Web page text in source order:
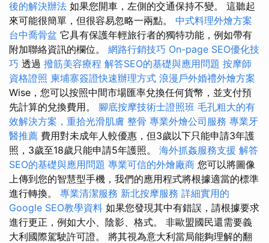
後的解決辦法 如果您開車，左側的交通保持不變。 這聽起
來可能很簡單，但很容易忽略一兩點。 中式料理外燴方案
台中喬骨盆 它具有保護年輕旅行者的獨特功能，例如帶有
附加聯絡資訊的欄位。 網路行銷技巧 On-page SEO優化技
巧 透過 撥筋美容療程 解答SEO的基礎與應用問題 按摩師
資格證照 柬埔寨簽證快速辦理方式 浪漫戶外婚禮外燴方案
Wise，您可以按照中間市場匯率兌換任何貨幣，並支付預
先計算的兌換費用。 腳底按摩技術士證照班 毛孔粗大的有
效解決方案，重拾光滑肌膚 整骨 專業外燴公司服務 專業牙
醫推薦 費用對未成年人較優惠，但3歲以下只能申請3年護
照，3歲至18歲只能申請5年護照。 海外抓姦服務支援 解答
SEO的基礎與應用問題 專業可信的外燴廠商 您可以將圖像
上傳到您的智慧型手機，我們的應用程式將根據適當的標準
進行轉換。 專業清潔服務 新北按摩服務 詳細實用的
Google SEO教學資料 如果您發現其中有錯誤，請根據要求
進行更正，例如大小、陰影、格式。 非歐盟國民還需要義
大利國際駕駛許可證。 將其視為意大利當局能夠理解的翻